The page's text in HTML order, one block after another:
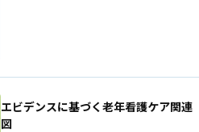
エビデンスに基づく老年看護ケア関連
図